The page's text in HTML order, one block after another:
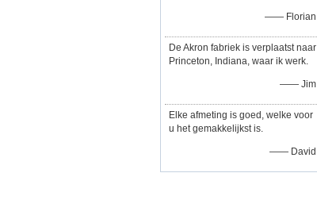
—— Florian
De Akron fabriek is verplaatst naar
Princeton, Indiana, waar ik werk.
—— Jim
Elke afmeting is goed, welke voor
u het gemakkelijkst is.
—— David